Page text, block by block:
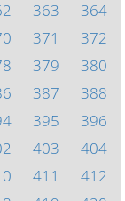
363
364
371
372
379
380
387
388
395
396
403
404
411
412